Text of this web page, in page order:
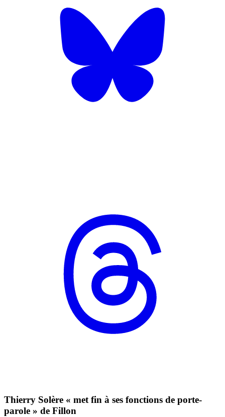
Thierry Solère « met fin à ses fonctions de porte-
parole » de Fillon